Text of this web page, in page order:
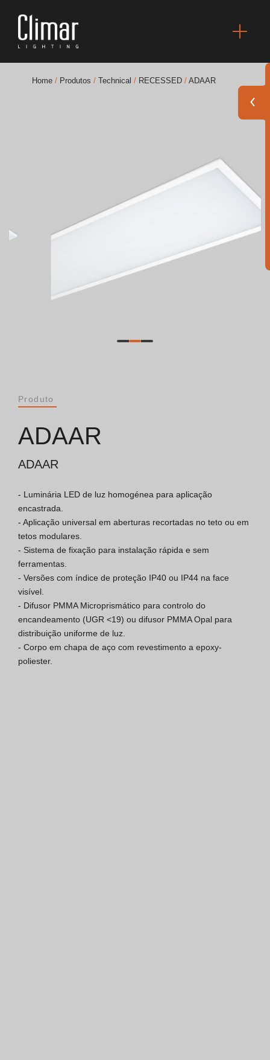
Soluções Acústicas
Catálogos
Geral [PT/ES]
Documentos
Considerações Gerais
Certificação SGQ ISO 9001
Condições de Venda
Condições de Garantia
Logo Pack
Home / Produtos / Technical / RECESSED / ADAAR
Produto
ADAAR
ADAAR
- Luminária LED de luz homogénea para aplicação
encastrada.
- Aplicação universal em aberturas recortadas no teto ou em
tetos modulares.
- Sistema de fixação para instalação rápida e sem
ferramentas.
- Versões com índice de proteção IP40 ou IP44 na face
visível.
- Difusor PMMA Microprismático para controlo do
encandeamento (UGR <19) ou difusor PMMA Opal para
distribuição uniforme de luz.
- Corpo em chapa de aço com revestimento a epoxy-
poliester.